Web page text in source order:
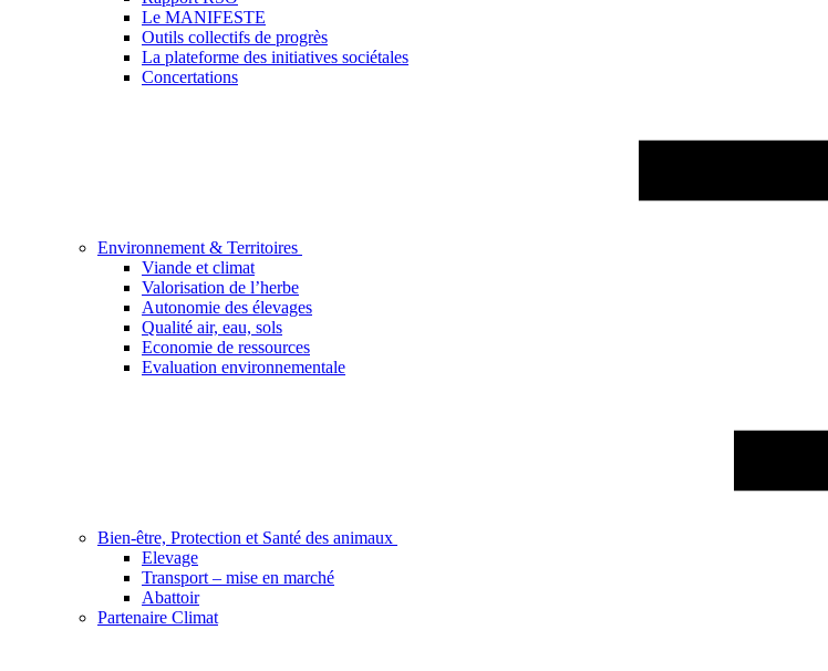
Le MANIFESTE
Outils collectifs de progrès
La plateforme des initiatives sociétales
Concertations
Environnement & Territoires
Viande et climat
Valorisation de l’herbe
Autonomie des élevages
Qualité air, eau, sols
Economie de ressources
Evaluation environnementale
Bien-être, Protection et Santé des animaux
Elevage
Transport – mise en marché
Abattoir
Partenaire Climat